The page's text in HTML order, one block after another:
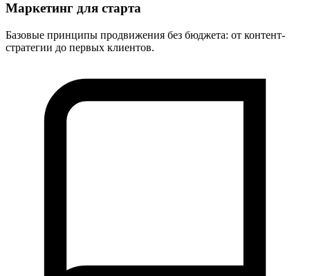
Маркетинг для старта
Базовые принципы продвижения без бюджета: от контент-
стратегии до первых клиентов.